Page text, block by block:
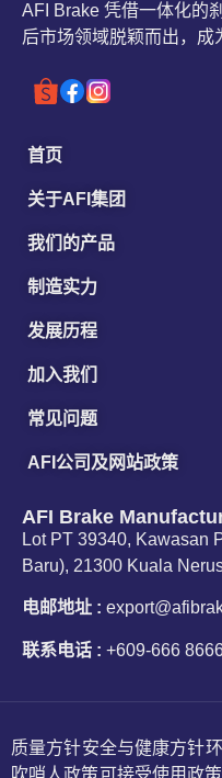
AFI Brake 凭借一体化的
后市场领域脱颖而出，成
首页
关于AFI集团
我们的产品
制造实力
发展历程
加入我们
常见问题
AFI公司及网站政策
AFI Brake
Lot PT 39340, Kawasan
Baru), 21300 Kuala
电邮地址 :
联系电话 : +609-666
质量方针安全与健康方针
吹哨人政策可接受使用政策